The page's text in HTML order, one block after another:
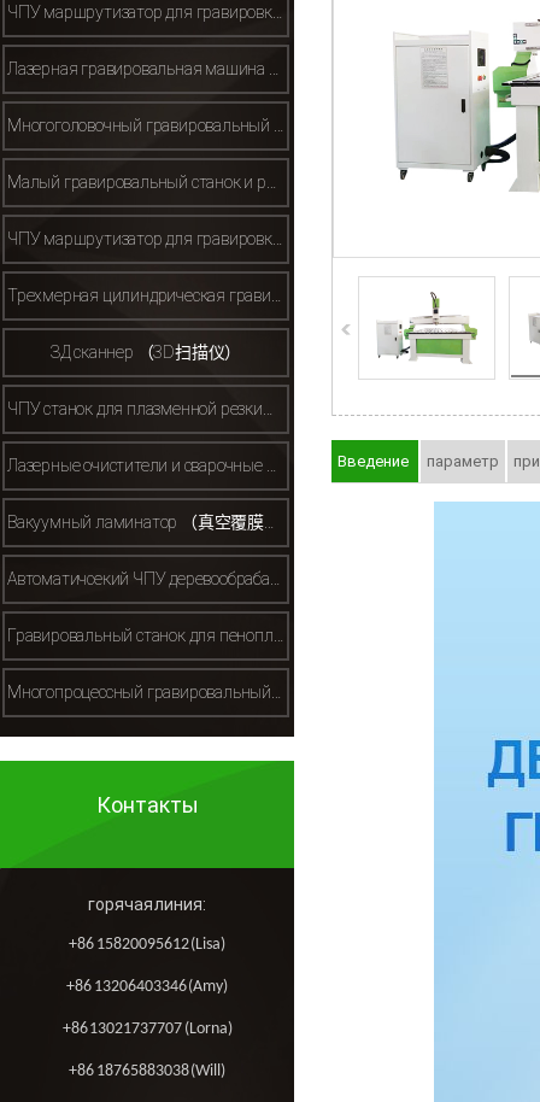
Введение параметр
ЧПУ маршрутизатор для гравировки камня （石材雕刻机）
ЧПУ маршрутизатор для гравировки металла （金属雕刻机）
ЗД сканнер （3D扫描仪）
Контакты
горячая линия:
+86 15820095612 (Lisa)
+86 13206403346 (Amy)
+86 13021737707 (Lorna)
+86 18765883038 (Will)